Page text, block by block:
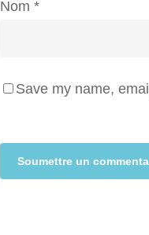
Nom *
Save my name,